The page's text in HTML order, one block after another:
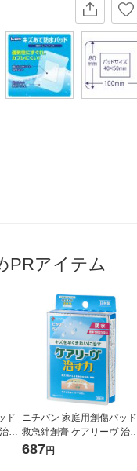
PRアイテム
ド
す
ニチバン 家庭用創傷パッド
救急絆創膏 ケアリーヴ 治す
力 防水タイプ ビッグサイズ
687円